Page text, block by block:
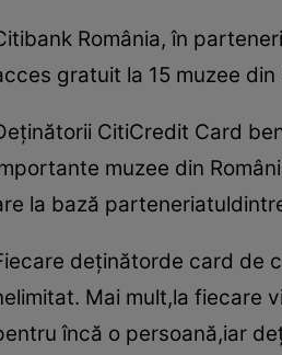
România, în
gratuit la 15 muzee din
CitiCredit Card
muzee din
la bază
deţinătorde card de
Mai mult,la fiecare
încă o persoană,iar